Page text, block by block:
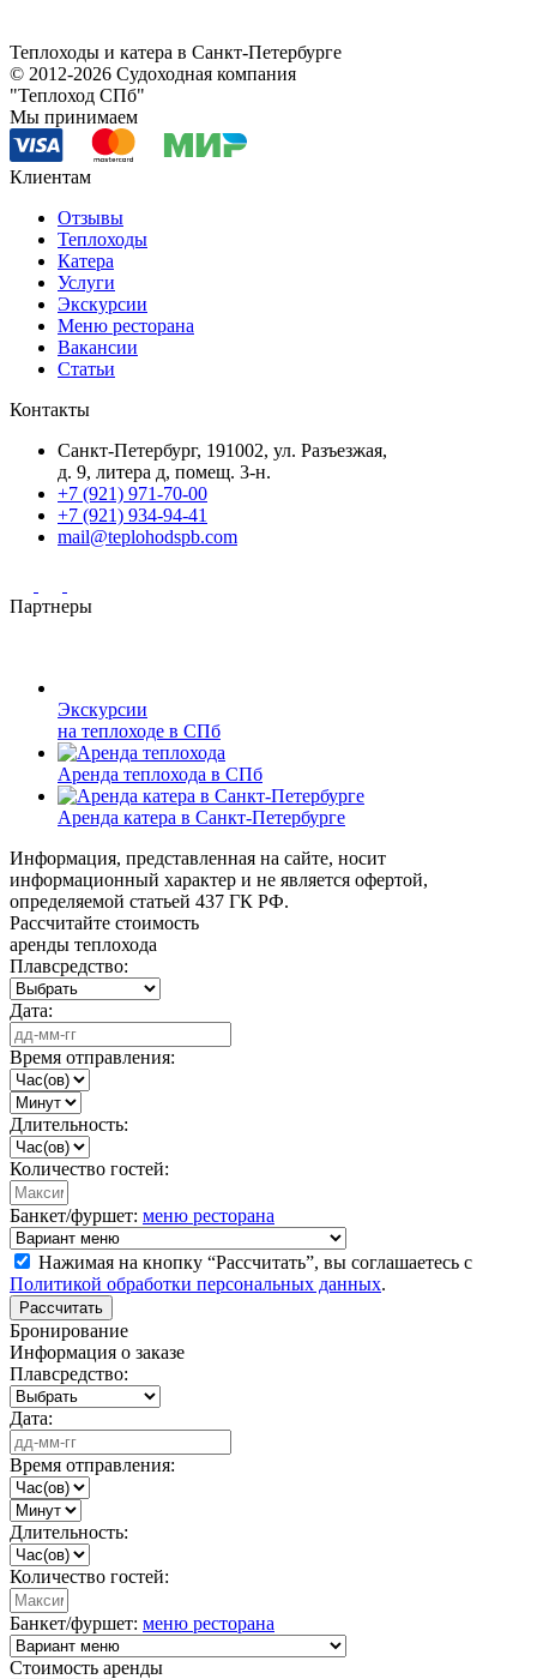
Теплоходы и катера в Санкт-Петербурге
© 2012-2026 Судоходная компания
"Теплоход СПб"
Мы принимаем
Клиентам
Отзывы
Теплоходы
Катера
Услуги
Экскурсии
Меню ресторана
Вакансии
Статьи
Контакты
Санкт-Петербург, 191002, ул. Разъезжая,
д. 9, литера д, помещ. 3-н.
+7 (921) 971-70-00
+7 (921) 934-94-41
mail@teplohodspb.com
Партнеры
Экскурсии
на теплоходе в СПб
Аренда теплохода в СПб
Аренда катера в Санкт-Петербурге
Информация, представленная на сайте, носит
информационный характер и не является офертой,
определяемой статьей 437 ГК РФ.
Рассчитайте стоимость
аренды теплохода
Плавсредство:
Дата:
Время отправления:
Длительность:
Количество гостей:
Банкет/фуршет: меню ресторана
Нажимая на кнопку “Рассчитать”, вы соглашаетесь с
Политикой обработки персональных данных.
Рассчитать
Бронирование
Информация о заказе
Плавсредство:
Дата:
Время отправления:
Длительность:
Количество гостей:
Банкет/фуршет: меню ресторана
Стоимость аренды